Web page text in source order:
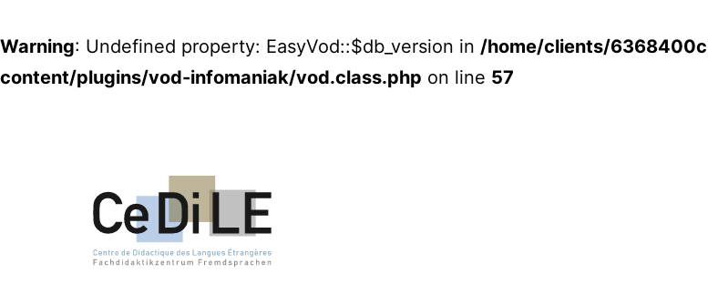
Warning: Undefined property: EasyVod::$db_version in /home/clients/
content/plugins/vod-infomaniak/vod.class.php on line 57